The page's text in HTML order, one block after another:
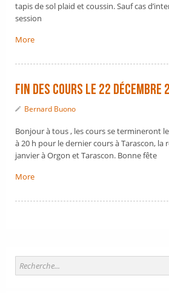
tapis de sol plaid et coussin. Sauf cas
session
More
fin des cours le 22 décembre
Bernard Buono
Bonjour à tous , les cours se termineront
à 20 h pour le dernier cours à Tarascon, la
janvier à Orgon et Tarascon. Bonne fête
More